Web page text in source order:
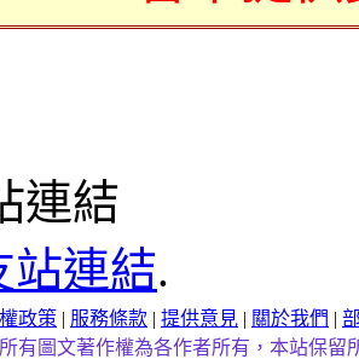
連結
站連結.
政策 | 服務條款 | 提供意見 | 關於我們 |
有圖文著作權為各作者所有，本站保留